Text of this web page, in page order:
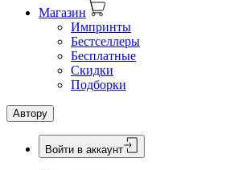
Магазин
Импринты
Бестселлеры
Бесплатные
Скидки
Подборки
Автору
Войти в аккаунт